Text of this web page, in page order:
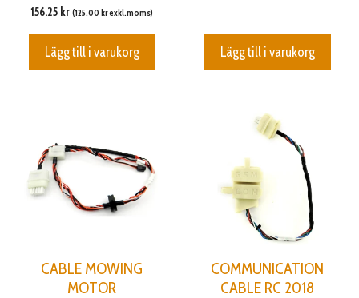
156.25 kr (125.00 krexkl.moms)
Lägg till i varukorg Lägg till i varukorg
CABLE MOWING
MOTOR
COMMUNICATION
CABLE RC 2018